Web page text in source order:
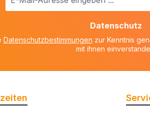
Datenschutz
Datenschutzbestimmungen zur Kenntnis
mit ihnen